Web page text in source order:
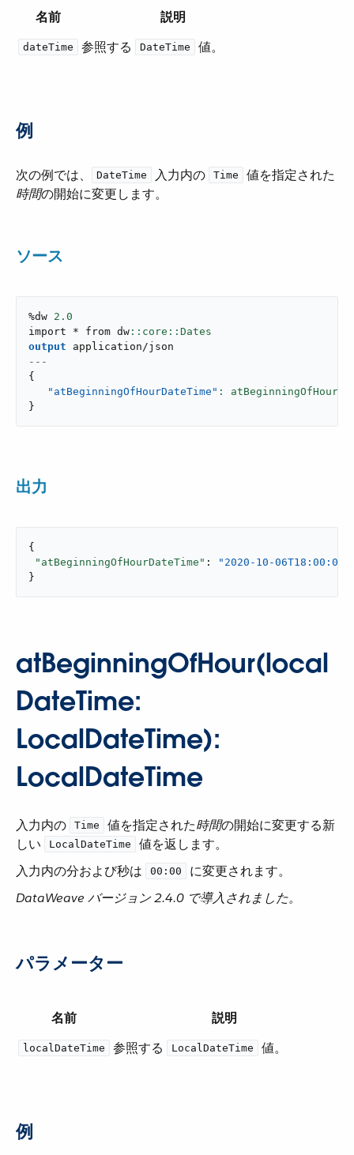
名前 説明
dateTime 参照する ​ DateTime ​ 値。
例
次の例では、​ DateTime ​ 入力内の ​ Time
​ 値を指定された​
時間​の開始に変更します。
ソース
%dw 2.0
import * from dw
output
application/json
---
{
"atBeginningOfHourDateTime" : atBeginningOfHour(|
}
出力
{
"atBeginningOfHourDateTime" :
"2020-10-
}
atBeginningOfHour(local
DateTime:
LocalDateTime):
LocalDateTime
入力内の ​ Time ​ 値を指定された​時間​の開始に変更する新
しい ​
LocalDateTime
​ 値を返します。
入力内の分および秒は ​
00:00
​ に変更されます。
DataWeave バージョン 2.4.0 で導入されました。
パラメーター
名前 説明
localDateTime 参照する ​ LocalDateTime ​ 値。
例